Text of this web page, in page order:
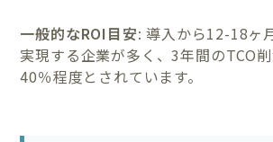
一般的なROI目安: 導入から12-18ヶ
実現する企業が多く、3年間のTCO
40％程度とされています。